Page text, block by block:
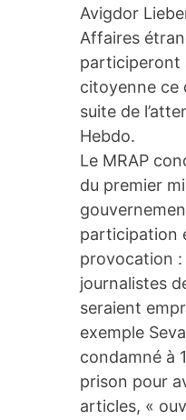
Avigdor
Affaires
participeront
citoyenne ce
suite de
Hebdo.
Le MRAP
du premier
participation
provocation :
journalistes
seraient
exemple
condamné à
prison pour
articles, «